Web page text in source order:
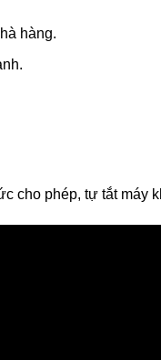
hàng.
cho phép, tự tắt máy